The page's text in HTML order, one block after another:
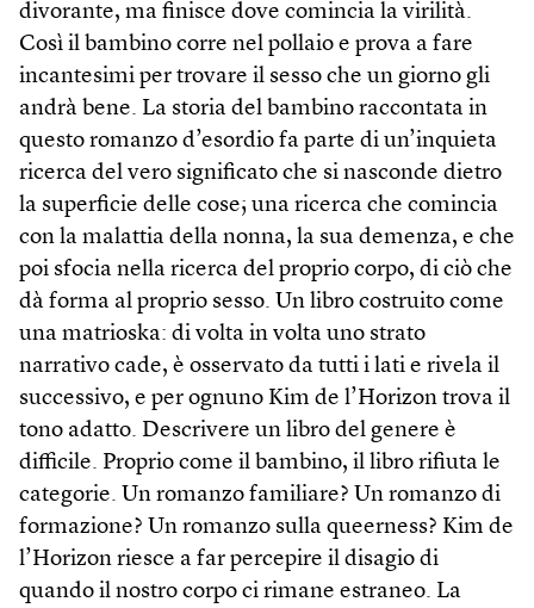
divorante, ma finisce dove comincia la virilità.
Così il bambino corre nel pollaio e prova a fare
incantesimi per trovare il sesso che un giorno gli
andrà bene. La storia del bambino raccontata in
questo romanzo d’esordio fa parte di un’inquieta
ricerca del vero significato che si nasconde dietro
la superficie delle cose; una ricerca che comincia
con la malattia della nonna, la sua demenza, e che
poi sfocia nella ricerca del proprio corpo, di ciò che
dà forma al proprio sesso. Un libro costruito come
una matrioska: di volta in volta uno strato
narrativo cade, è osservato da tutti i lati e rivela il
successivo, e per ognuno Kim de l’Horizon trova il
tono adatto. Descrivere un libro del genere è
difficile. Proprio come il bambino, il libro rifiuta le
categorie. Un romanzo familiare? Un romanzo di
formazione? Un romanzo sulla queerness? Kim de
l’Horizon riesce a far percepire il disagio di
quando il nostro corpo ci rimane estraneo. La